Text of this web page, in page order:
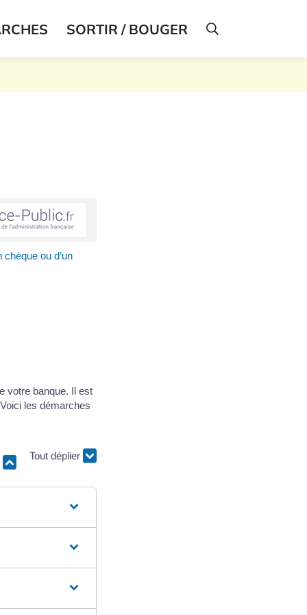
SORTIR / BOUGER AFFICHER LA
chèque ou d’un
votre banque. Il est
les démarches
Tout déplier